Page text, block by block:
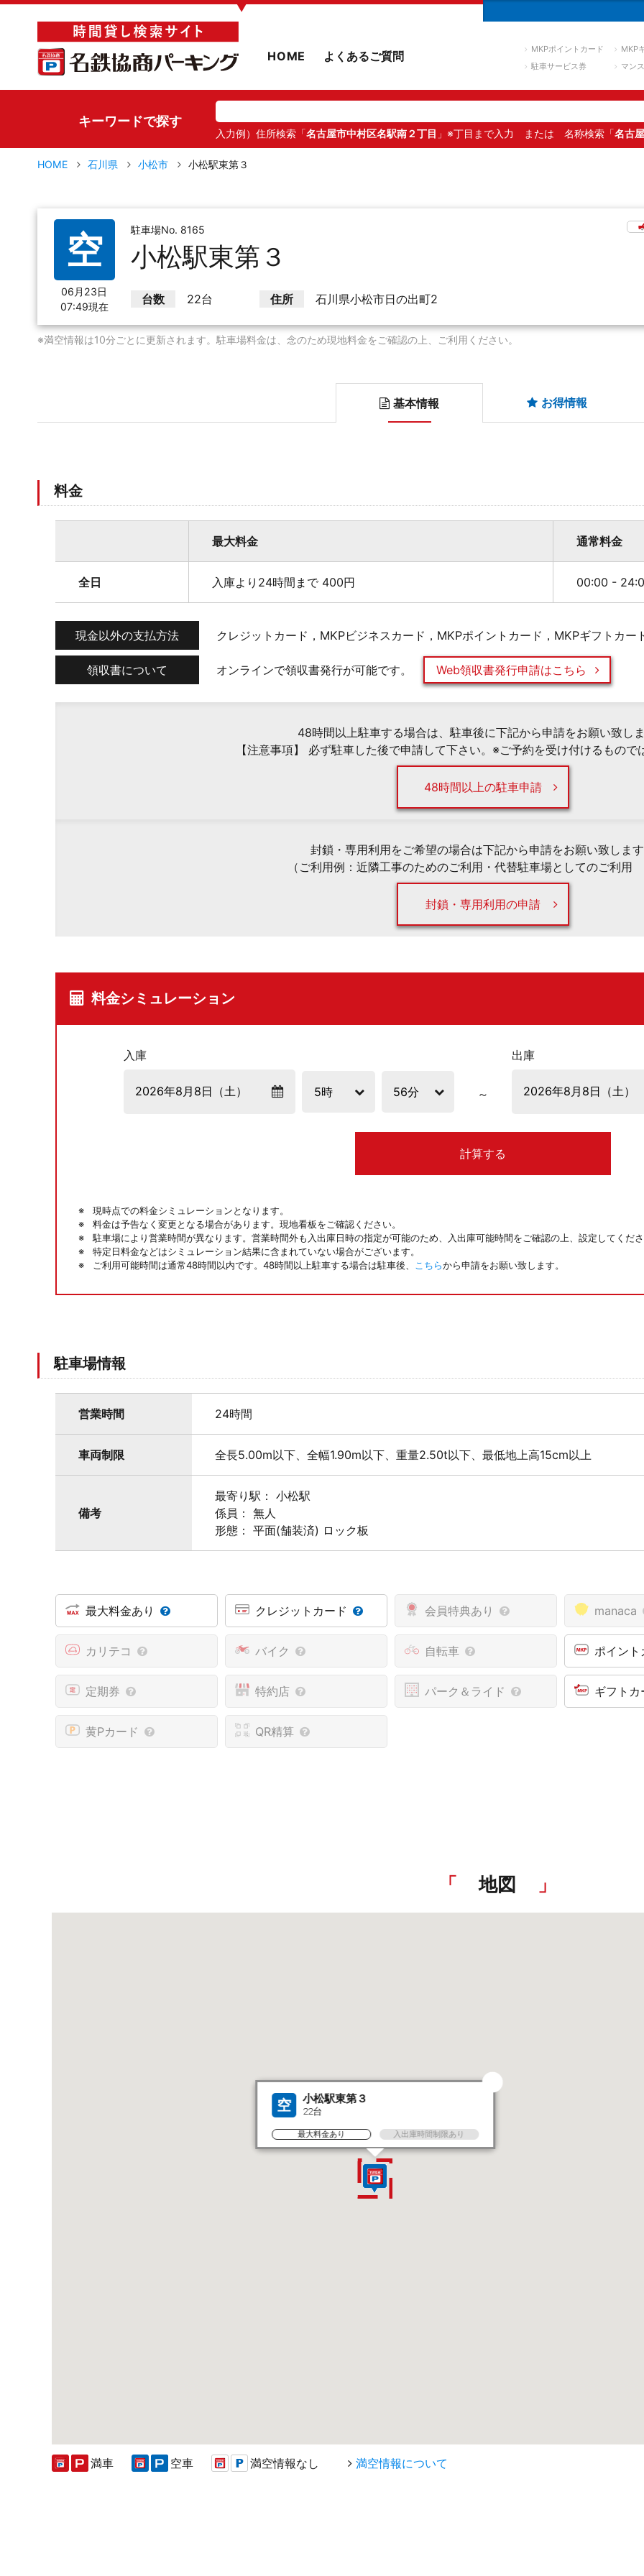
▼
HOME よくあるご質問 MKPポイントカード
MKP
駐車サービス券
マン
キーワードで探す
入力例）住所検索「名古屋市中村区名駅南２丁目 」※丁目まで入力 または 名称検索「名古
HOME 石川県 小松市 小松駅東第３
空
06月23日
07:49現在
駐車場No. 8165
小松駅東第３
台数 22台 住所 石川県小松市日の出町2
※満空情報は10分ごとに更新されます。駐車場料金は、念のため現地料金をご確認の上、ご利用ください。
基本情報 お得情報
料金
最大料金 通常料金
全日 入庫より24時間まで 400円 00:00 -
現金以外の支払方法 クレジットカード，MKPビジネスカード，MKPポイントカード，MKPギフトカー
領収書について オンラインで領収書発行が可能です。 Web領収書発行申請はこちら
48時間以上駐車する場合は、駐車後に下記から申請をお願い致し
【注意事項】 必ず駐車した後で申請して下さい。※ご予約を受け付けるもので
48時間以上の駐車申請
封鎖・専用利用をご希望の場合は下記から申請をお願い致しま
（ご利用例：近隣工事のためのご利用・代替駐車場としてのご利用
封鎖・専用利用の申請
料金シミュレーション
入庫 出庫
計算する
現時点での料金シミュレーションとなります。
料金は予告なく変更となる場合があります。現地看板をご確認ください。
駐車場により営業時間が異なります。営業時間外も入出庫日時の指定が可能のため、入出庫可能時間をご確認の上、設定してくだ
特定日料金などはシミュレーション結果に含まれていない場合がございます。
ご利用可能時間は通常48時間以内です。48時間以上駐車する場合は駐車後、
こちらから申請をお願い致します。
駐車場情報
営業時間 24時間
車両制限 全長5.00m以下、全幅1.90m以下、重量2.50t以下、最低地上高15cm以上
備考
最寄り駅： 小松駅
係員： 無人
形態： 平面(舗装済) ロック板
最大料金あり クレジットカード 会員特典あり manaca
カリテコ バイク 自転車 ポイン
定期券 特約店 パーク＆ライド ギフト
黄Pカード QR精算
地図
空 小松駅東第３
22台
最大料金あり 入出庫時間制限あり
満車 空車 満空情報なし 満空情報について